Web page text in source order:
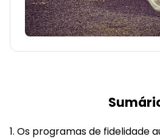
Os programas de fidelidade